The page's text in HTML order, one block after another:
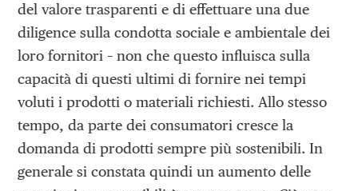
del valore trasparenti e di effettuare una due
diligence sulla condotta sociale e ambientale dei
loro fornitori – non che questo influisca sulla
capacità di questi ultimi di fornire nei tempi
voluti i prodotti o materiali richiesti. Allo stesso
tempo, da parte dei consumatori cresce la
domanda di prodotti sempre più sostenibili. In
generale si constata quindi un aumento delle